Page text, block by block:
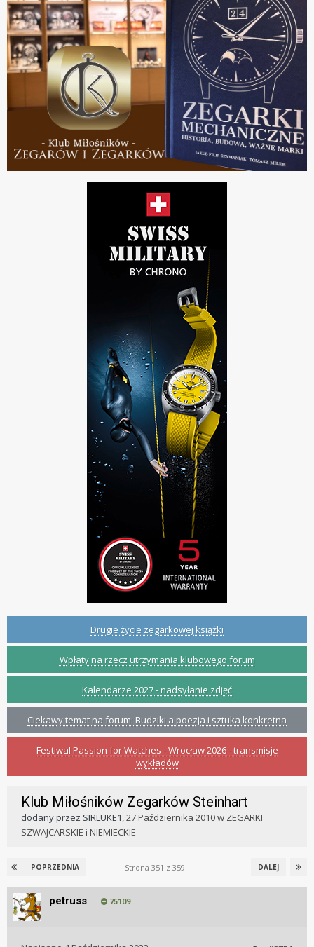
Drugie życie zegarkowej książki
Wpłaty na rzecz utrzymania klubowego forum
Kalendarze 2027 - nadsyłanie zdjęć
Ciekawy temat na forum: Budziki a poezja i sztuka konkretna
Festiwal Passion for Watches - Wrocław 2026 - transmisje
wykładów
Klub Miłośników Zegarków Steinhart
dodany przez SIRLUKE1,27 Października 2010w ZEGARKI
SZWAJCARSKIE i NIEMIECKIE
POPRZEDNIA DALEJ
Strona 351 z 359
petruss 75109